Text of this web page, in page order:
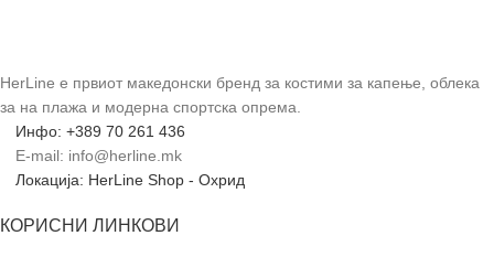
HerLine е првиот македонски бренд за костими за капење, облека
за на плажа и модерна спортска опрема.
Инфо: +389 70 261 436
E-mail: info@herline.mk
Локација: HerLine Shop - Охрид
КОРИСНИ ЛИНКОВИ